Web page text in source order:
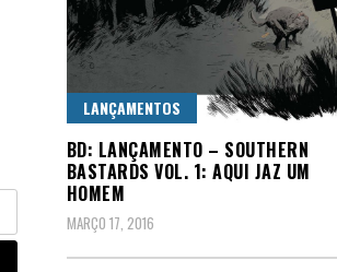
LANÇAMENTOS
BD: LANÇAMENTO – SOUTHERN
BASTARDS VOL. 1: AQUI JAZ UM
HOMEM
MARÇO 17, 2016